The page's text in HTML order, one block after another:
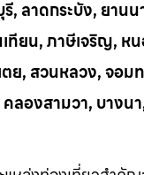
, ลาดกระบัง, ยา
ยน, ภาษีเจริญ,
ย, สวนหลวง, จอ
ลองสามวา, บาง